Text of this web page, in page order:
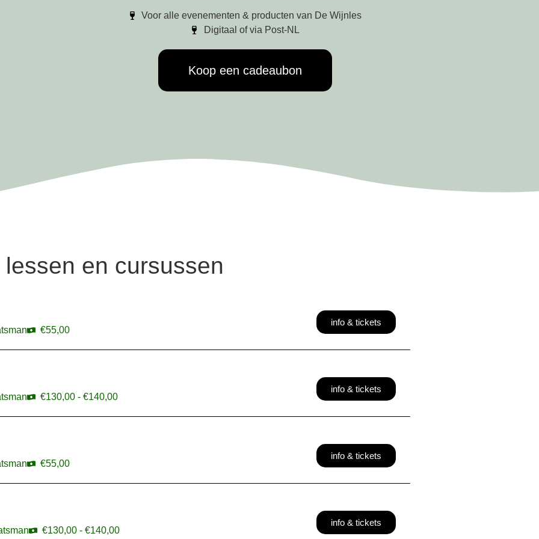
Voor alle evenementen & producten van De Wijnles
Digitaal of via Post-NL
Koop een cadeaubon
en cursussen
€55,00
info & tickets
€130,00 - €140,00
info & tickets
€55,00
info & tickets
€130,00 - €140,00
info & tickets